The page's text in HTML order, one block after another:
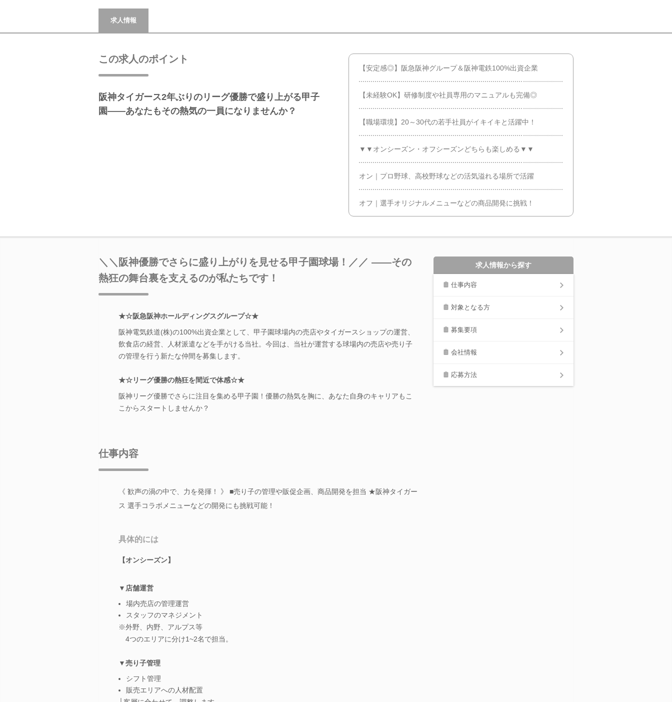
求人情報
この求人のポイント
阪神タイガース2年ぶりのリーグ優勝で盛り上がる甲子
園――あなたもその熱気の一員になりませんか？
【安定感◎】阪急阪神グループ＆阪神電鉄100%出資企業
【未経験OK】研修制度や社員専用のマニュアルも完備◎
【職場環境】20～30代の若手社員がイキイキと活躍中！
▼▼オンシーズン・オフシーズンどちらも楽しめる▼▼
オン｜プロ野球、高校野球などの活気溢れる場所で活躍
オフ｜選手オリジナルメニューなどの商品開発に挑戦！
＼＼阪神優勝でさらに盛り上がりを見せる甲子園球場！／／ ――その
熱狂の舞台裏を支えるのが私たちです！
★☆阪急阪神ホールディングスグループ☆★
阪神電気鉄道(株)の100%出資企業として、甲子園球場内の売店やタイガースショップの運営、
飲食店の経営、人材派遣などを手がける当社。今回は、当社が運営する球場内の売店や売り子
の管理を行う新たな仲間を募集します。
★☆リーグ優勝の熱狂を間近で体感☆★
阪神リーグ優勝でさらに注目を集める甲子園！優勝の熱気を胸に、あなた自身のキャリアもこ
こからスタートしませんか？
仕事内容
《 歓声の渦の中で、力を発揮！ 》 ■売り子の管理や販促企画、商品開発を担当 ★阪神タイガー
ス 選手コラボメニューなどの開発にも挑戦可能！
具体的には
【オンシーズン】
▼店舗運営
場内売店の管理運営
スタッフのマネジメント
※外野、内野、アルプス等
4つのエリアに分け1~2名で担当。
▼売り子管理
シフト管理
販売エリアへの人材配置
求人情報から探す
仕事内容
対象となる方
募集要項
会社情報
応募方法